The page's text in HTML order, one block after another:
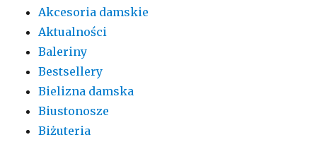
Akcesoria damskie
Aktualności
Baleriny
Bestsellery
Bielizna damska
Biustonosze
Biżuteria